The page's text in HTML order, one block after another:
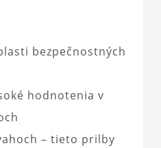
bezpečnostných
hodnotenia v
– tieto prilby